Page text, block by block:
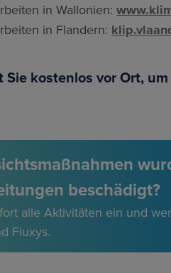
in Wallonien:
in Flandern:
Sie kostenlos vor Ort,
beschädigt?
alle Aktivitäten ein und
Fluxys.